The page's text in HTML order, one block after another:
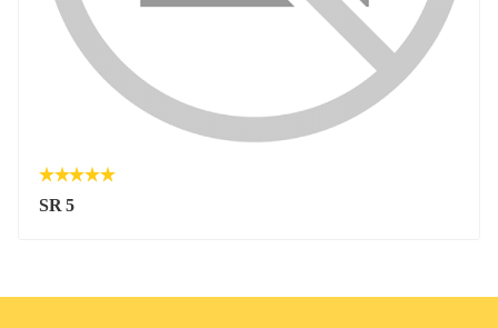
SR 5